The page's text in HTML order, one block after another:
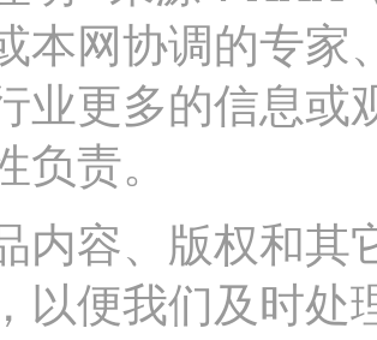
本网协调的专家
业更多的信息或
负责。
内容、版权和其
以便我们及时处